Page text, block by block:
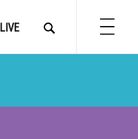
LIVE